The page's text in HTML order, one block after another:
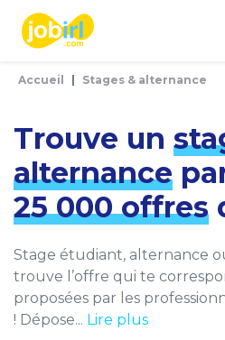
Accueil Stages & alternance
Trouve un
alternance
25 000 offres
Stage étudiant, alternance
trouve l’offre qui te
proposées par les
! Dépose... Lire plus
Panneau de gestion des cookies